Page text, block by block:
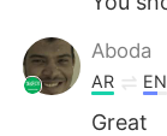
Aboda
AR EN
Great